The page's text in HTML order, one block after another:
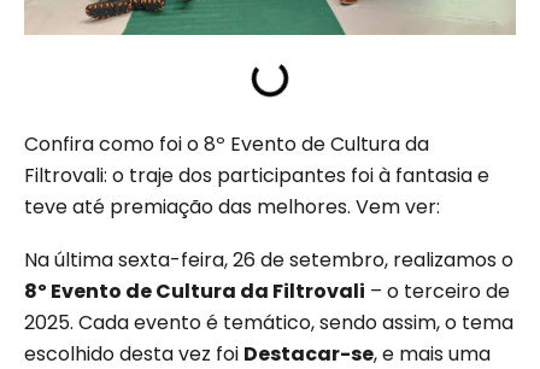
Confira como foi o 8º Evento de Cultura da
Filtrovali: o traje dos participantes foi à fantasia e
teve até premiação das melhores. Vem ver:
Na última sexta-feira, 26 de setembro, realizamos o
8º Evento de Cultura da Filtrovali – o terceiro de
2025. Cada evento é temático, sendo assim, o tema
escolhido desta vez foi Destacar-se, e mais uma